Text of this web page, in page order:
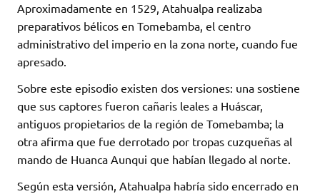
Aproximadamente en 1529, Atahualpa realizaba
preparativos bélicos en Tomebamba, el centro
administrativo del imperio en la zona norte, cuando fue
apresado.
Sobre este episodio existen dos versiones: una sostiene
que sus captores fueron cañaris leales a Huáscar,
antiguos propietarios de la región de Tomebamba; la
otra afirma que fue derrotado por tropas cuzqueñas al
mando de Huanca Aunqui que habían llegado al norte.
Según esta versión, Atahualpa habría sido encerrado en